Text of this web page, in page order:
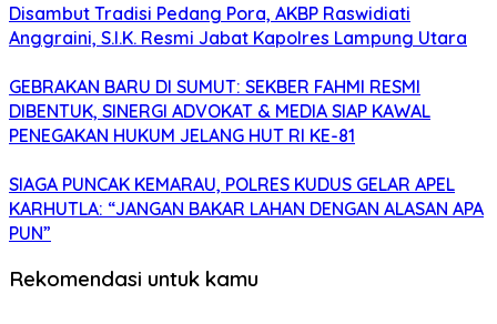
Disambut Tradisi Pedang Pora, AKBP Raswidiati
Anggraini, S.I.K. Resmi Jabat Kapolres Lampung Utara
GEBRAKAN BARU DI SUMUT: SEKBER FAHMI RESMI
DIBENTUK, SINERGI ADVOKAT & MEDIA SIAP KAWAL
PENEGAKAN HUKUM JELANG HUT RI KE-81
SIAGA PUNCAK KEMARAU, POLRES KUDUS GELAR APEL
KARHUTLA: “JANGAN BAKAR LAHAN DENGAN ALASAN APA
PUN”
Rekomendasi untuk kamu